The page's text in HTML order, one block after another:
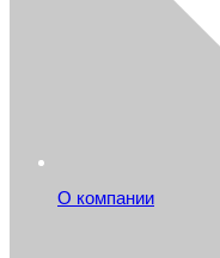
О компании